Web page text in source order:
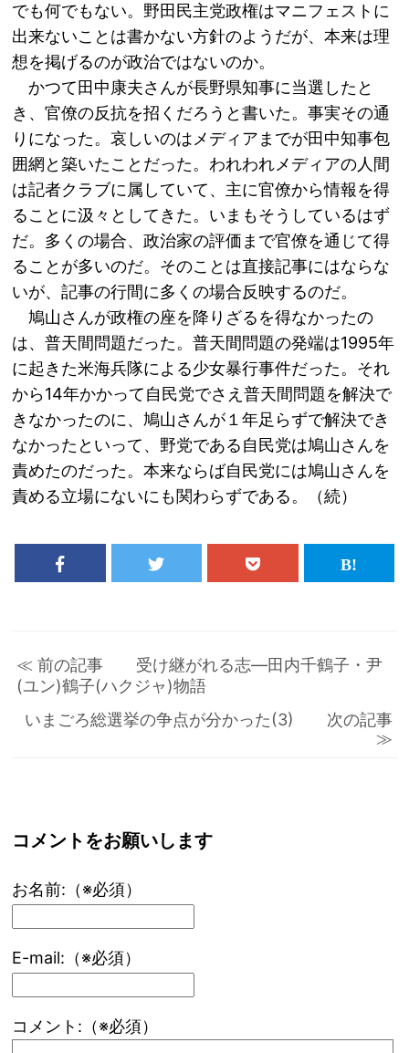
でも何でもない。野田民主党政権はマニフェストに
出来ないことは書かない方針のようだが、本来は理
想を掲げるのが政治ではないのか。
かつて田中康夫さんが長野県知事に当選したと
き、官僚の反抗を招くだろうと書いた。事実その通
りになった。哀しいのはメディアまでが田中知事包
囲網と築いたことだった。われわれメディアの人間
は記者クラブに属していて、主に官僚から情報を得
ることに汲々としてきた。いまもそうしているはず
だ。多くの場合、政治家の評価まで官僚を通じて得
ることが多いのだ。そのことは直接記事にはならな
いが、記事の行間に多くの場合反映するのだ。
鳩山さんが政権の座を降りざるを得なかったの
は、普天間問題だった。普天間問題の発端は1995年
に起きた米海兵隊による少女暴行事件だった。それ
から14年かかって自民党でさえ普天間問題を解決で
きなかったのに、鳩山さんが１年足らずで解決でき
なかったといって、野党である自民党は鳩山さんを
責めたのだった。本来ならば自民党には鳩山さんを
責める立場にないにも関わらずである。（続）
≪ 前の記事 受け継がれる志―田内千鶴子・尹
(ユン)鶴子(ハクジャ)物語
いまごろ総選挙の争点が分かった(3) 次の記事
≫
コメントをお願いします
お名前:（※必須）
E-mail:（※必須）
コメント:（※必須）